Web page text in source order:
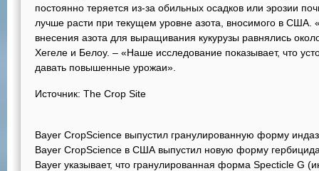
постоянно теряется из-за обильных осадков или эрозии
лучше расти при текущем уровне азота, вносимого в США.
внесения азота для выращивания кукурузы равнялись
Хегеле и Белоу. – «Наше исследование показывает, что
давать повышенные урожаи».
Источник: The Crop Site
Bayer CropScience выпустил гранулированную форму
Bayer CropScience в США выпустил новую форму
Bayer указывает, что гранулированная форма Specticle G